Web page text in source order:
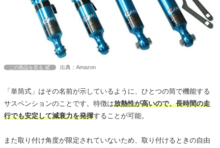
この商品を見る 出典：Amazon
「単筒式」はその名前が示しているように、ひとつの筒で機能する
サスペンションのことです。特徴は放熱性が高いので、長時間の走
行でも安定して減衰力を発揮することが可能。
また取り付け角度が限定されていないため、取り付けるときの自由